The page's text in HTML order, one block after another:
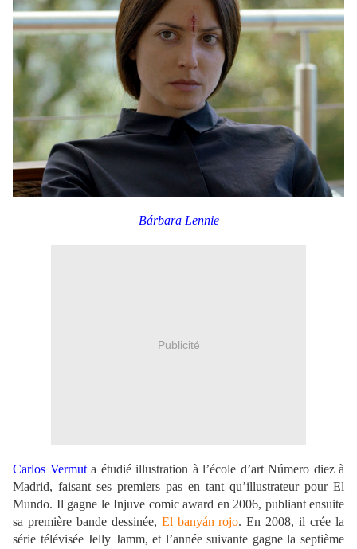
Bárbara Lennie
Publicité
Carlos Vermut a étudié illustration à l’école d’art Número diez à
Madrid, faisant ses premiers pas en tant qu’illustrateur pour El
Mundo. Il gagne le Injuve comic award en 2006, publiant ensuite
sa première bande dessinée, El banyán rojo. En 2008, il crée la
série télévisée Jelly Jamm, et l’année suivante gagne la septième